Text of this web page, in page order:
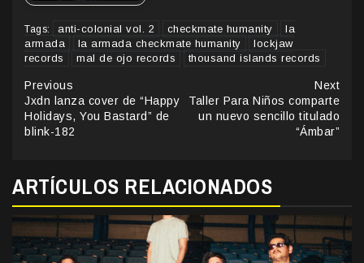
Tags: anti-colonial vol. 2 checkmate humanity
la
armada
la armada checkmate humanity
lockjaw
records
mal de ojo records thousand islands records
Continue
Reading
Previous
Jxdn lanza cover de “Happy
Holidays, You Bastard” de
blink-182
Next
Taller Para Niños comparte
un nuevo sencillo titulado
“Ámbar”
ARTÍCULOS RELACIONADOS